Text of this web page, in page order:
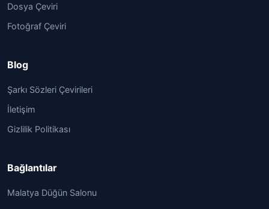
Dosya Çeviri
Fotoğraf Çeviri
Blog
Şarkı Sözleri Çevirileri
İletişim
Gizlilik Politikası
Bağlantılar
Malatya Düğün Salonu